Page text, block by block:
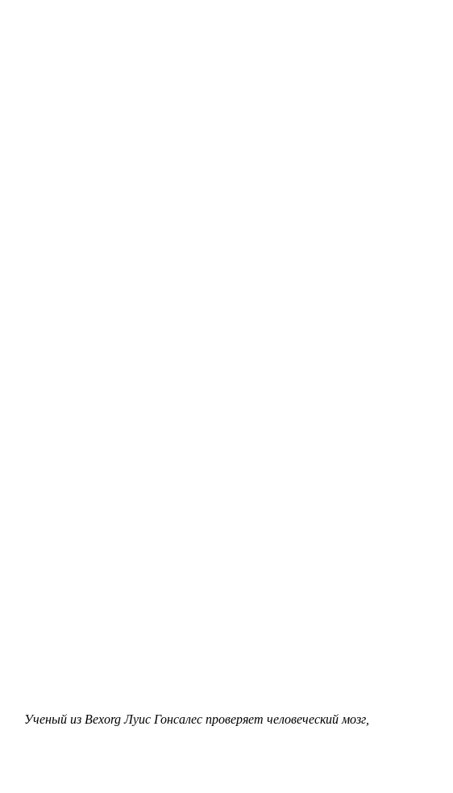
Ученый из Bexorg Луис Гонсалес проверяет человеческий мозг,